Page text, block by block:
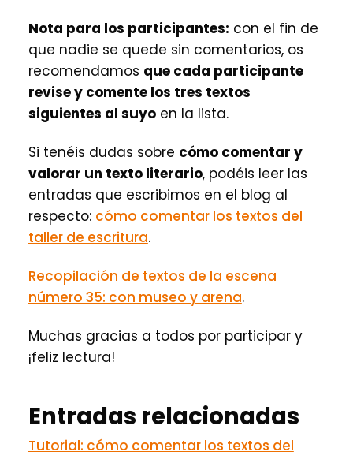
Nota para los participantes: con el fin de
que nadie se quede sin comentarios, os
recomendamos que cada participante
revise y comente los tres textos
siguientes al suyoen la lista.
Si tenéis dudas sobre cómo comentar y
valorar un texto literario, podéis leer las
entradas que escribimos en el blog al
respecto: cómo comentar los textos del
taller de escritura.
Recopilación de textos de la escena
número 35: con museo y arena.
Muchas gracias a todos por participar y
¡feliz lectura!
Entradas relacionadas
Tutorial: cómo comentar los textos del